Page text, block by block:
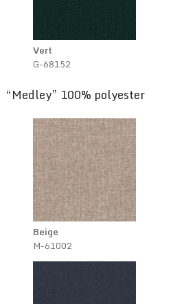
Vert
G-68152
“Medley” 100% polyester
Beige
M-61002